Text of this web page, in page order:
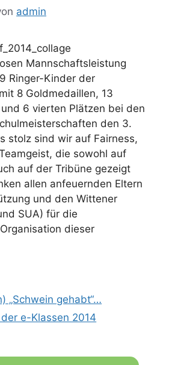
admin
Mannschaftsleistung
Ringer-Kinder der
8 Goldmedaillen, 13
6 vierten Plätzen bei den
den 3.
stolz sind wir auf Fairness,
die sowohl auf
auf der Tribüne gezeigt
allen anfeuernden Eltern
und den Wittener
SUA) für die
dieser
„Schwein gehabt“…
e-Klassen 2014